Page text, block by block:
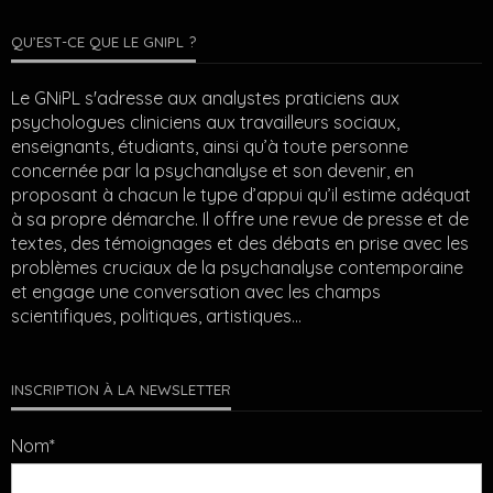
QU’EST-CE QUE LE GNIPL ?
Le GNiPL s'adresse aux analystes praticiens aux
psychologues cliniciens aux travailleurs sociaux,
enseignants, étudiants, ainsi qu’à toute personne
concernée par la psychanalyse et son devenir, en
proposant à chacun le type d’appui qu’il estime adéquat
à sa propre démarche. Il offre une revue de presse et de
textes, des témoignages et des débats en prise avec les
problèmes cruciaux de la psychanalyse contemporaine
et engage une conversation avec les champs
scientifiques, politiques, artistiques…
INSCRIPTION À LA NEWSLETTER
Nom*